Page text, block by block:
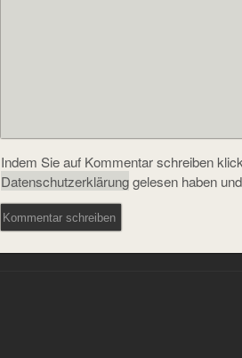
Indem Sie auf Kommentar schreiben
Datenschutzerklärunggelesen haben